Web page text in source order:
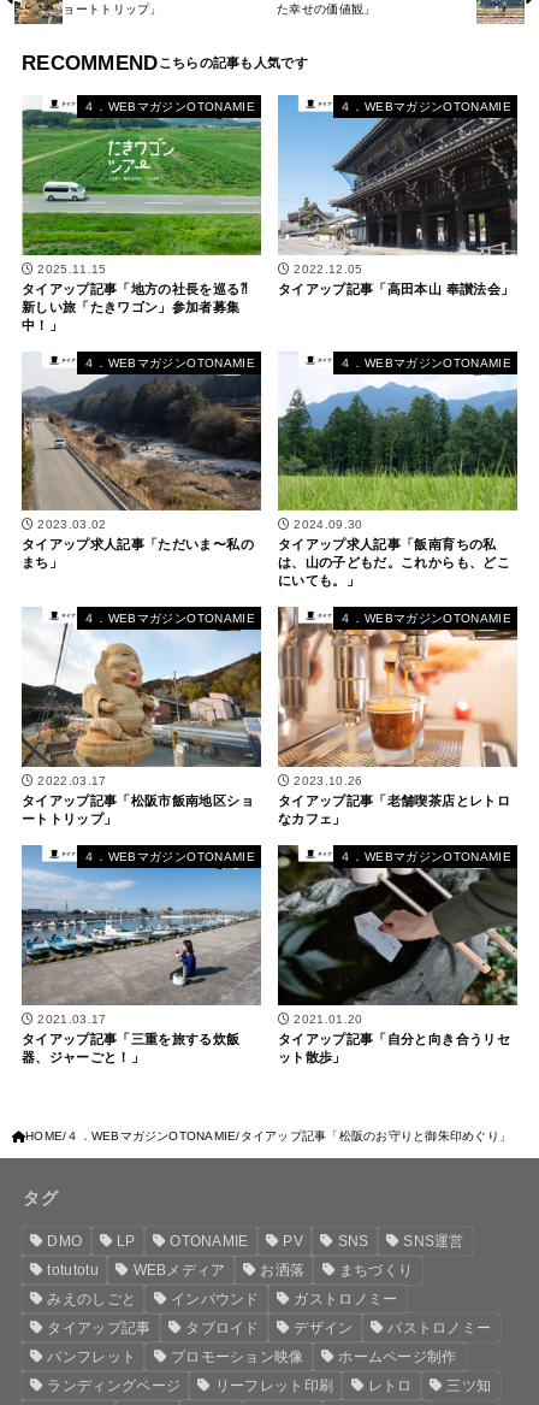
ョートトリップ」
た幸せの価値観」
RECOMMEND
４．WEBマガジンOTONAMIE
2025.11.15
タイアップ記事「地方の社長を巡る⁈
新しい旅「たきワゴン」参加者募集
中！」
４．WEBマガジンOTONAMIE
2022.12.05
タイアップ記事「高田本山 奉讃法会」
４．WEBマガジンOTONAMIE
2023.03.02
タイアップ求人記事「ただいま〜私の
まち」
４．WEBマガジンOTONAMIE
2024.09.30
タイアップ求人記事「飯南育ちの私
は、山の子どもだ。これからも、どこ
にいても。」
４．WEBマガジンOTONAMIE
2022.03.17
タイアップ記事「松阪市飯南地区ショ
ートトリップ」
４．WEBマガジンOTONAMIE
2023.10.26
タイアップ記事「老舗喫茶店とレトロ
なカフェ」
４．WEBマガジンOTONAMIE
2021.03.17
タイアップ記事「三重を旅する炊飯
器、ジャーごと！」
４．WEBマガジンOTONAMIE
2021.01.20
タイアップ記事「自分と向き合うリセ
ット散歩」
HOME ４．WEBマガジンOTONAMIE タイアップ記事「松阪のお守りと御朱印めぐり」
タグ
DMO LP OTONAMIE PV SNS
SNS運営
totutotu
WEBメディア お洒落
まちづくり
みえのしごと
インバウンド
ガストロノミー
タイアップ記事
タブロイド デザイン
バストロノミー
パンフレット
プロモーション映像
ホームページ制作
ランディングページ
リーフレット印刷 レトロ 三ツ知